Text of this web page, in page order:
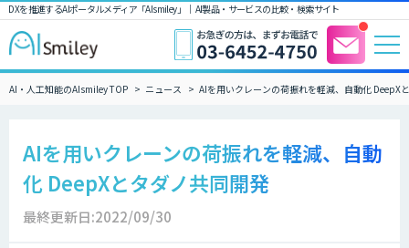
DXを推進するAIポータルメディア「AIsmiley」｜ AI製品・サービスの比較・検索サイト
AI・人工知能のAIsmiley TOP ニュース AIを用いクレーンの荷振れを軽減、自動化 DeepX
AIを用いクレーンの荷振れを軽減、自動
化 DeepXとタダノ共同開発
最終更新日:2022/09/30